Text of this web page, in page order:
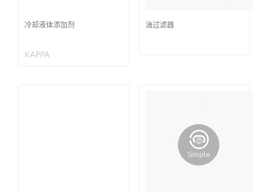
冷却液体添加剂
KAPPA
油过滤器